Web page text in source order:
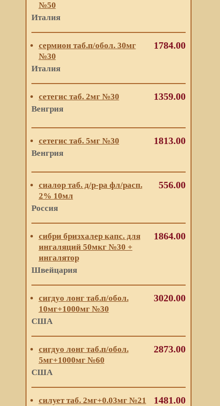
№50
Италия
сермион таб.п/обол. 30мг
№30
Италия
1784.00
сетегис таб. 2мг №30
Венгрия
1359.00
сетегис таб. 5мг №30
Венгрия
1813.00
сиалор таб. д/р-ра фл/расп.
2% 10мл
Россия
556.00
сибри бризхалер капс. для
ингаляций 50мкг №30 +
ингалятор
Швейцария
1864.00
сигдуо лонг таб.п/обол.
10мг+1000мг №30
США
3020.00
сигдуо лонг таб.п/обол.
5мг+1000мг №60
США
2873.00
силует таб. 2мг+0.03мг №21 1481.00